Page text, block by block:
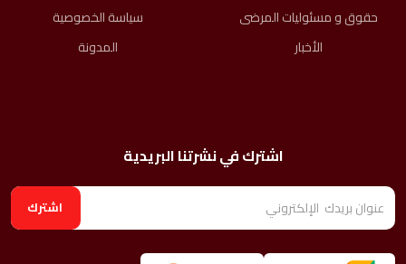
حقوق و مسئوليات المرضى​
الأخبار
سياسة الخصوصية
المدونة
اشترك في نشرتنا البريدية
اشترك